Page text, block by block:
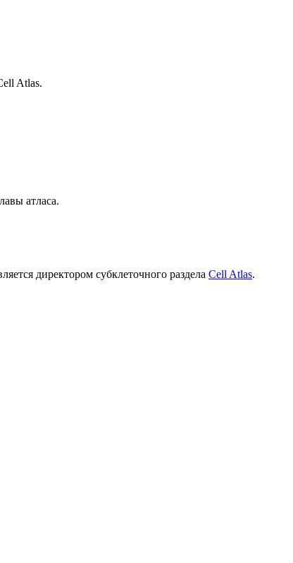
Atlas.
атласа.
директором субклеточного раздела Cell Atlas.